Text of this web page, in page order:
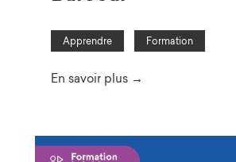
Apprendre Formation
En savoir plus →